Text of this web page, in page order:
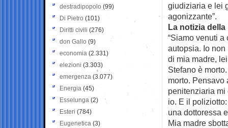
giudiziaria e lei
agonizzante”.
La notizia
“Siamo venuti
autopsia. Io
di mia madre,
Stefano è
morto.
penitenziaria mi
io. E il
una dottoressa
Mia madre
destradipopolo (99)
Di Pietro (101)
Diritti civili (276)
don Gallo (9)
economia (2.331)
elezioni (3.303)
emergenza (3.077)
Energia (45)
Esselunga (2)
Esteri (784)
Eugenetica (3)